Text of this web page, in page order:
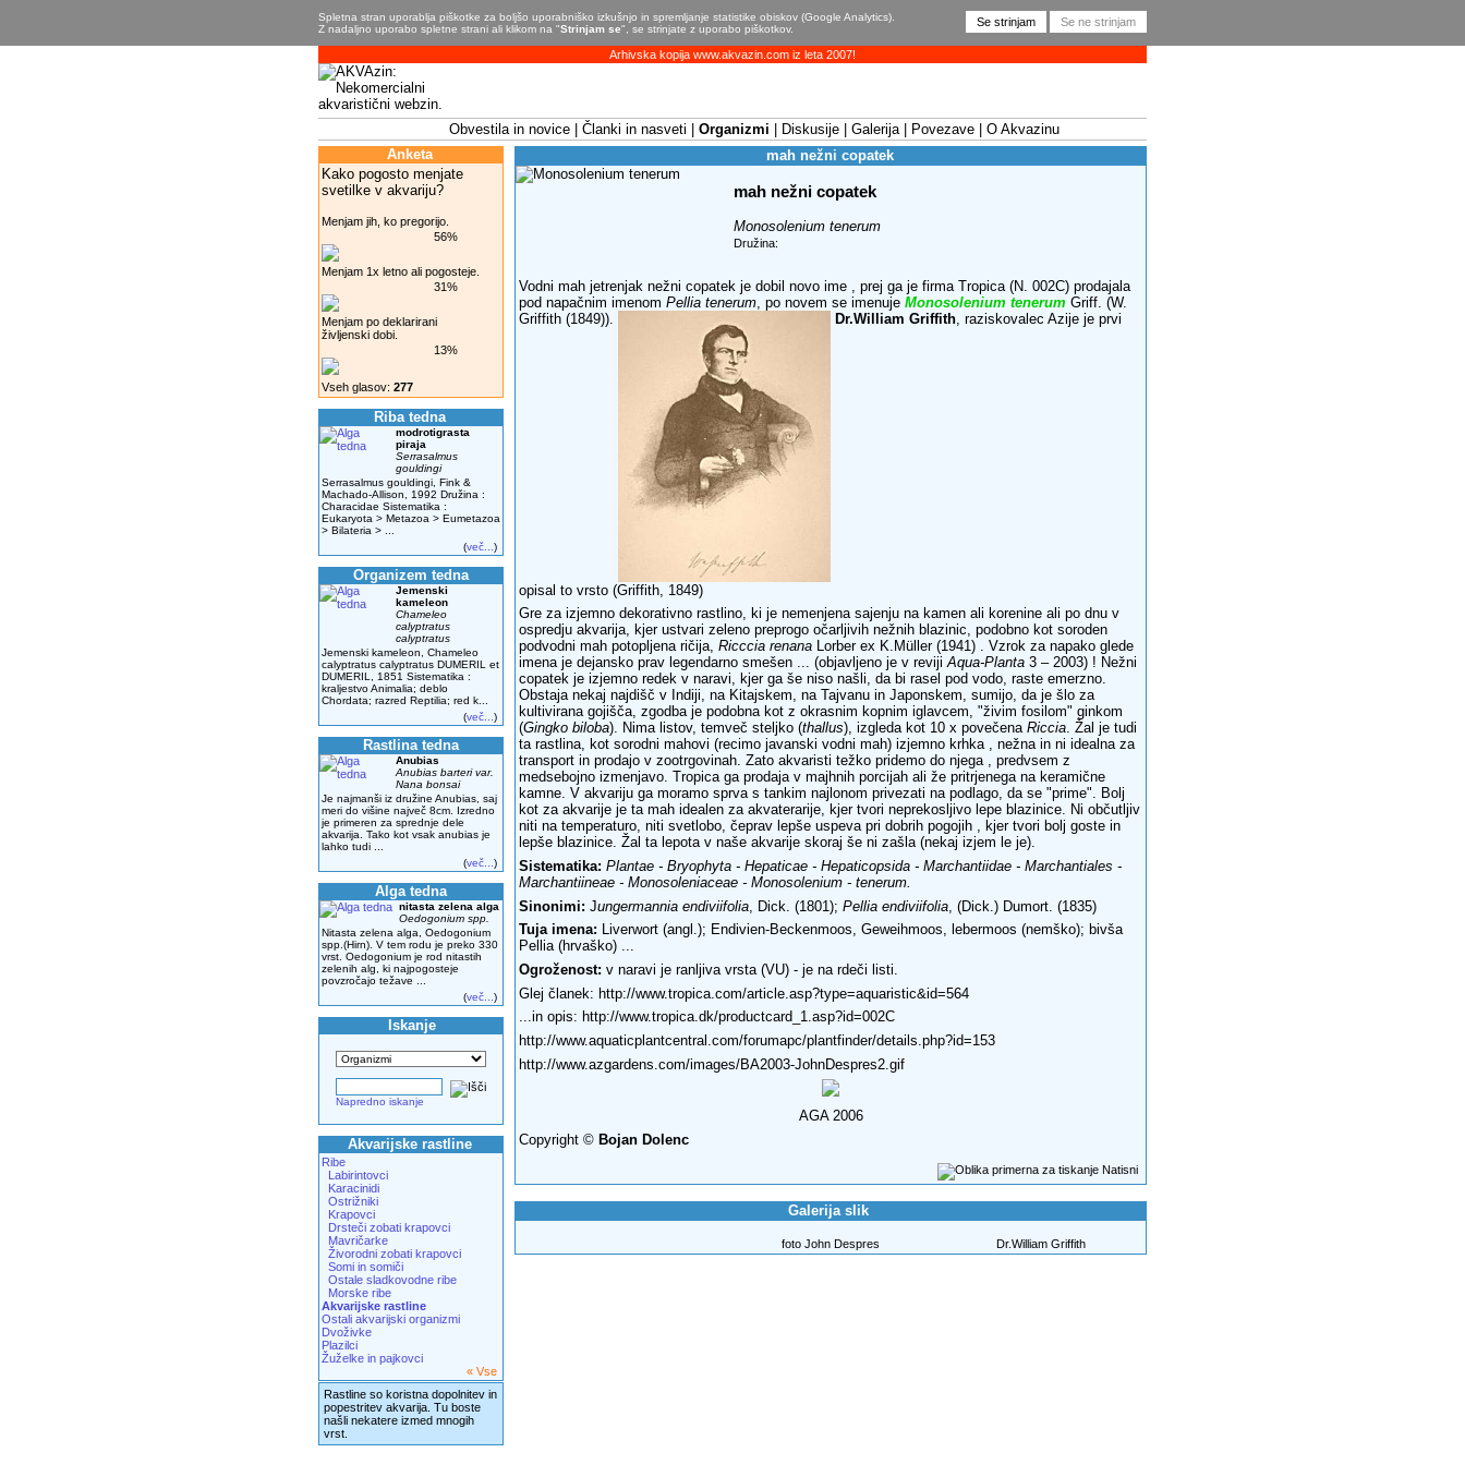
Spletna stran uporablja piškotke za boljšo uporabniško izkušnjo in spremljanje statistike obiskov (Google Analytics).
Z nadaljno uporabo spletne strani ali klikom na "Strinjam se", se strinjate z uporabo piškotkov.
Arhivska kopija www.akvazin.com iz leta 2007!
Obvestila in novice Članki in nasveti Organizmi Diskusije Galerija Povezave
O Akvazinu
Anketa
Kako pogosto menjate
svetilke v akvariju?
Menjam jih, ko pregorijo.
56%
Menjam 1x letno ali pogosteje.
31%
Menjam po deklarirani
življenski dobi.
13%
Vseh glasov: 277
Riba tedna
modrotigrasta
piraja
Serrasalmus
gouldingi
Serrasalmus gouldingi, Fink &
Machado-Allison, 1992 Družina :
Characidae Sistematika :
Eukaryota > Metazoa > Eumetazoa
> Bilateria > ...
(več... )
Organizem tedna
Jemenski
kameleon
Chameleo
calyptratus
calyptratus
Jemenski kameleon, Chameleo
calyptratus calyptratus DUMERIL et
DUMERIL, 1851 Sistematika :
kraljestvo Animalia; deblo
Chordata; razred Reptilia; red k...
(več... )
Rastlina tedna
Anubias
Anubias barteri var.
Nana bonsai
Je najmanši iz družine Anubias, saj
meri do višine največ 8cm. Izredno
je primeren za sprednje dele
akvarija. Tako kot vsak anubias je
lahko tudi ...
(več... )
Alga tedna
nitasta zelena alga
Oedogonium spp.
Nitasta zelena alga, Oedogonium
spp.(Hirn). V tem rodu je preko 330
vrst. Oedogonium je rod nitastih
zelenih alg, ki najpogosteje
povzročajo težave ...
(več... )
Iskanje
Napredno iskanje
Akvarijske rastline
Ribe
Labirintovci
Karacinidi
Ostrižniki
Krapovci
Drsteči zobati krapovci
Mavričarke
Živorodni zobati krapovci
Somi in somiči
Ostale sladkovodne ribe
Morske ribe
Akvarijske rastline
Ostali akvarijski organizmi
Dvoživke
Plazilci
Žuželke in pajkovci
« Vse
Rastline so koristna dopolnitev in
popestritev akvarija. Tu boste
našli nekatere izmed mnogih
vrst.
mah nežni copatek
mah nežni copatek
Monosolenium tenerum
Družina:
Vodni mah jetrenjak nežni copatek je dobil novo ime , prej ga je firma Tropica (N. 002C) prodajala
pod napačnim imenom Pellia tenerum , po novem se imenuje Monosolenium tenerum Griff. (W.
Griffith (1849)).
Dr.William Griffith , raziskovalec Azije je prvi
opisal to vrsto (Griffith, 1849)
Gre za izjemno dekorativno rastlino, ki je nemenjena sajenju na kamen ali korenine ali po dnu v
ospredju akvarija, kjer ustvari zeleno preprogo očarljivih nežnih blazinic, podobno kot soroden
podvodni mah potopljena ričija, Ricccia renana Lorber ex K.Müller (1941) . Vzrok za napako glede
imena je dejansko prav legendarno smešen ... (objavljeno je v revijiAqua-Planta 3 – 2003) ! Nežni
copatek je izjemno redek v naravi, kjer ga še niso našli, da bi rasel pod vodo, raste emerzno.
Obstaja nekaj najdišč v Indiji, na Kitajskem, na Tajvanu in Japonskem, sumijo, da je šlo za
kultivirana gojišča, zgodba je podobna kot z okrasnim kopnim iglavcem, "živim fosilom" ginkom
(Gingko biloba). Nima listov, temveč steljko (thallus), izgleda kot 10 x povečena Riccia. Žal je tudi
ta rastlina, kot sorodni mahovi (recimo javanski vodni mah) izjemno krhka , nežna in ni idealna za
transport in prodajo v zootrgovinah. Zato akvaristi težko pridemo do njega , predvsem z
medsebojno izmenjavo. Tropica ga prodaja v majhnih porcijah ali že pritrjenega na keramične
kamne. V akvariju ga moramo sprva s tankim najlonom privezati na podlago, da se "prime". Bolj
kot za akvarije je ta mah idealen za akvaterarije, kjer tvori neprekosljivo lepe blazinice. Ni občutljiv
niti na temperaturo, niti svetlobo, čeprav lepše uspeva pri dobrih pogojih , kjer tvori bolj goste in
lepše blazinice. Žal ta lepota v naše akvarije skoraj še ni zašla (nekaj izjem le je).
Sistematika: Plantae - Bryophyta - Hepaticae - Hepaticopsida - Marchantiidae - Marchantiales -
Marchantiineae - Monosoleniaceae - Monosolenium - tenerum.
Sinonimi: Jungermannia endiviifolia , Dick. (1801); Pellia endiviifolia , (Dick.) Dumort. (1835)
Tuja imena: Liverwort (angl.); Endivien-Beckenmoos, Geweihmoos, lebermoos (nemško); bivša
Pellia (hrvaško) ...
Ogroženost: v naravi je ranljiva vrsta (VU) - je na rdeči listi.
Glej članek: http://www.tropica.com/article.asp?type=aquaristic&id=564
...in opis: http://www.tropica.dk/productcard_1.asp?id=002C
http://www.aquaticplantcentral.com/forumapc/plantfinder/details.php?id=153
http://www.azgardens.com/images/BA2003-JohnDespres2.gif
AGA 2006
Copyright © Bojan Dolenc
Natisni
Galerija slik
foto John Despres Dr.William Griffith